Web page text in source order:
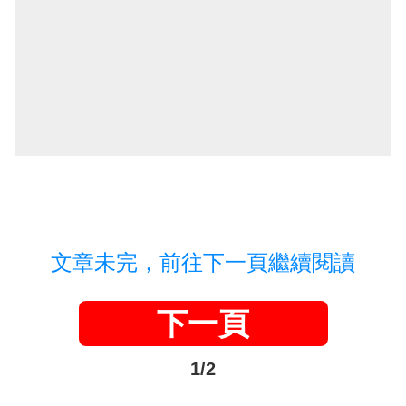
文章未完，前往下一頁繼續閱讀
下一頁
1/2